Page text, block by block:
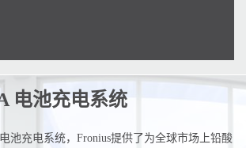
电池充电系统
池充电系统，Fronius提供了为全球市场上铅酸